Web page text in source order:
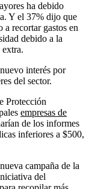
ha debido
Y el 37% dijo que
recortar gastos en
debido a la
interés por
del sector.
Protección
empresas de
de los informes
inferiores a $500,
campaña de la
del